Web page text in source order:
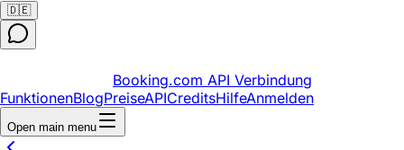
🇩🇪
Booking.com API Verbindung
FunktionenBlogPreiseAPICreditsHilfeAnmelden
Open main menu